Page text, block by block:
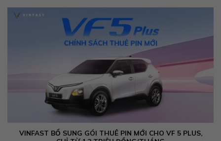
VINFAST BỔ SUNG GÓI THUÊ PIN MỚI CHO VF 5 PLUS,